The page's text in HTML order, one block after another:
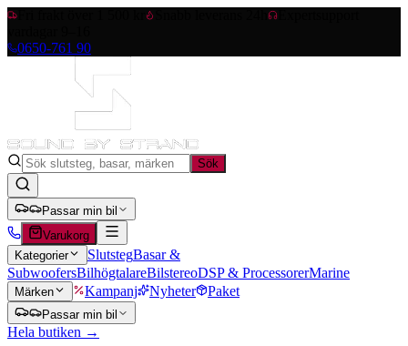
0650-761 90
Sök
Passar min bil
Varukorg
Kategorier
SlutstegBasar &
SubwoofersBilhögtalareBilstereoDSP & ProcessorerMarine
Märken Kampanj Nyheter Paket
Passar min bil
Hela butiken →